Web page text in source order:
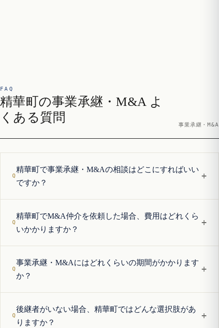
FAQ
精華町の事業承継・M&A よ
くある質問
事業承継・M&A
精華町で事業承継・M&Aの相談はどこにすればいい
ですか？
+
精華町でM&A仲介を依頼した場合、費用はどれくら
いかかりますか？
+
事業承継・M&Aにはどれくらいの期間がかかります
か？
+
後継者がいない場合、精華町ではどんな選択肢があ
りますか？
+